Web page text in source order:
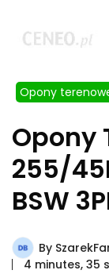
Opony
Opony
255/
BSW
By
4 minutes, 35